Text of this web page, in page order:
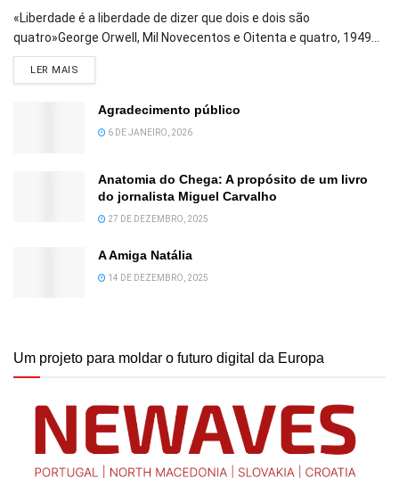
«Liberdade é a liberdade de dizer que dois e dois são
quatro»George Orwell, Mil Novecentos e Oitenta e quatro, 1949...
LER MAIS
Agradecimento público
6 DE JANEIRO, 2026
Anatomia do Chega: A propósito de um livro
do jornalista Miguel Carvalho
27 DE DEZEMBRO, 2025
A Amiga Natália
14 DE DEZEMBRO, 2025
Um projeto para moldar o futuro digital da Europa